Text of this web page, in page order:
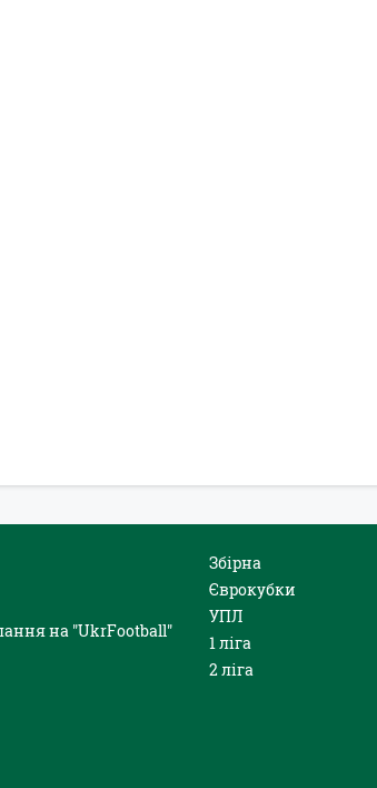
на "UkrFootball"
Збірна
Єврокубки
УПЛ
1 ліга
2 ліга